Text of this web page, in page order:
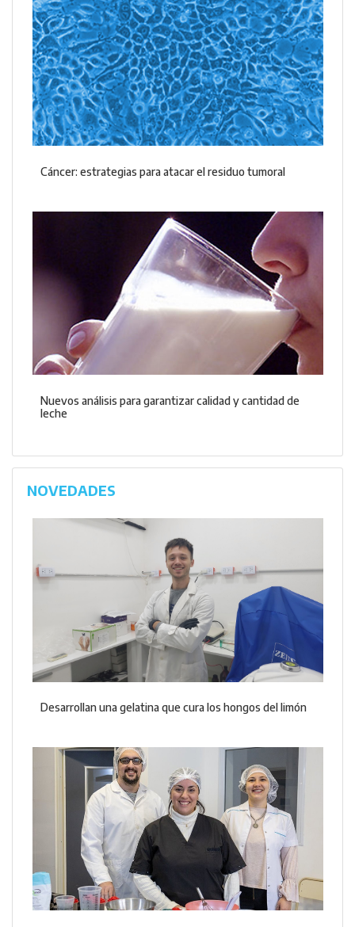
Cáncer: estrategias para atacar el residuo tumoral
Nuevos análisis para garantizar calidad y cantidad de
leche
NOVEDADES
Desarrollan una gelatina que cura los hongos del limón